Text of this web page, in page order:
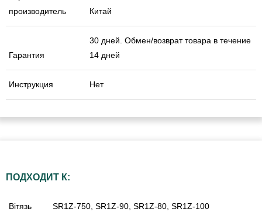
производитель
Китай
Гарантия
30 дней. Обмен/возврат товара в течение
14 дней
Инструкция Нет
ПОДХОДИТ К:
Вітязь
SR1Z-750, SR1Z-90, SR1Z-80, SR1Z-100